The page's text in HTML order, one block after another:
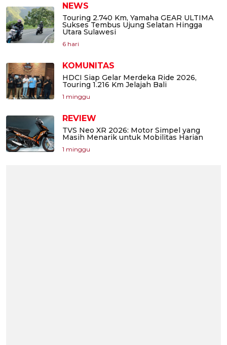
NEWS
Touring 2.740 Km, Yamaha GEAR ULTIMA
Sukses Tembus Ujung Selatan Hingga
Utara Sulawesi
6 hari
KOMUNITAS
HDCI Siap Gelar Merdeka Ride 2026,
Touring 1.216 Km Jelajah Bali
1 minggu
REVIEW
TVS Neo XR 2026: Motor Simpel yang
Masih Menarik untuk Mobilitas Harian
1 minggu